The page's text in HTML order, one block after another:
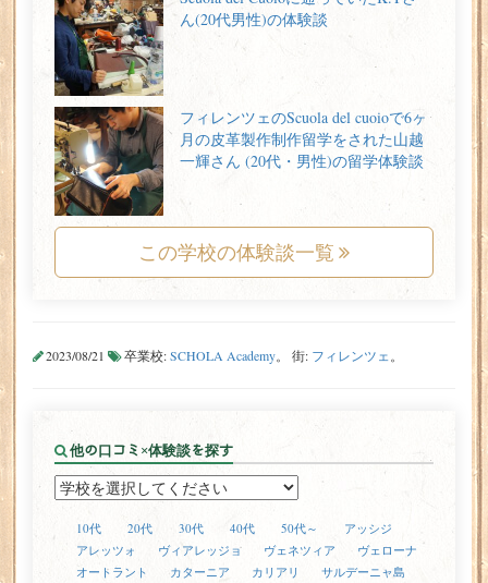
ん(20代男性)の体験談
フィレンツェのScuola del cuoioで6ヶ
月の皮革製作制作留学をされた山越
一輝さん (20代・男性)の留学体験談
この学校の体験談一覧
2023/08/21 卒業校:SCHOLA Academy。 街: フィレンツェ 。
他の口コミ×体験談を探す
10代 20代 30代 40代 50代～
アッシジ
アレッツォ
ヴィアレッジョ ヴェネツィア
ヴェローナ
オートラント
カターニア カリアリ
サルデーニャ島